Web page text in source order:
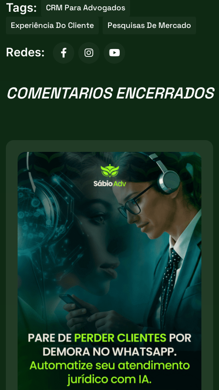
Tags:
CRM Para Advogados
Experiência Do Cliente
Pesquisas De Mercado
Redes:
COMENTARIOS ENCERRADOS